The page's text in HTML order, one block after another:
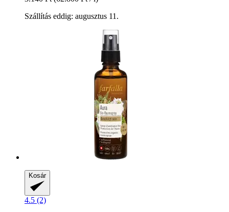
Szállítás eddig: augusztus 11.
Kosár
4.5 (2)